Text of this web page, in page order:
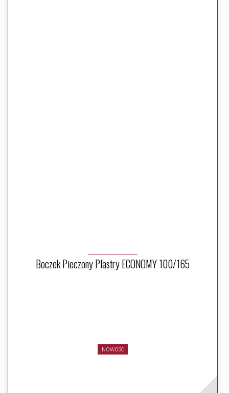
Boczek Pieczony Plastry ECONOMY 100/165
NOWOŚĆ